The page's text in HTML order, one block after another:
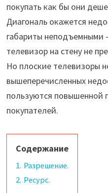
покупать как бы они
Диагональ окажется
габариты неподъемными
телевизор на стену не
Но плоские телевизоры
вышеперечисленных
пользуются повышенной
покупателей.
Содержание
1. Разрешение.
2. Ресурс.